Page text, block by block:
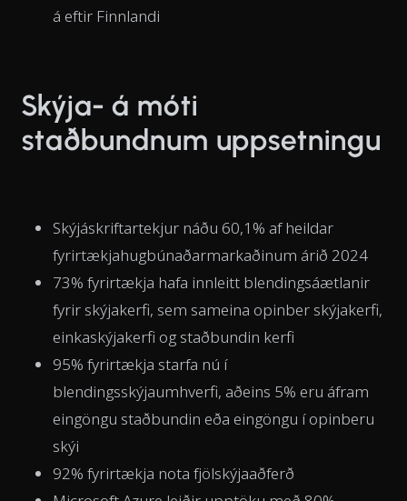
á eftir Finnlandi
Skýja- á móti
staðbundnum uppsetningu
Skýjáskriftartekjur náðu 60,1% af heildar
fyrirtækjahugbúnaðarmarkaðinum árið 2024
73% fyrirtækja hafa innleitt blendingsáætlanir
fyrir skýjakerfi, sem sameina opinber skýjakerfi,
einkaskýjakerfi og staðbundin kerfi
95% fyrirtækja starfa nú í
blendingsskýjaumhverfi, aðeins 5% eru áfram
eingöngu staðbundin eða eingöngu í opinberu
skýi
92% fyrirtækja nota fjölskýjaaðferð